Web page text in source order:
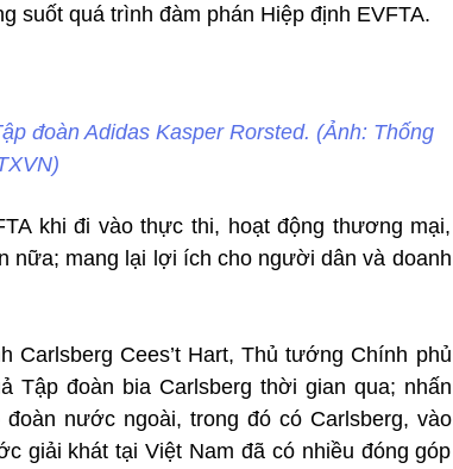
suốt quá trình đàm phán Hiệp định EVFTA.
đoàn Adidas Kasper Rorsted. (Ảnh: Thống
khi đi vào thực thi, hoạt động thương mại,
nữa; mang lại lợi ích cho người dân và doanh
Carlsberg Cees’t Hart, Thủ tướng Chính phủ
Tập đoàn bia Carlsberg thời gian qua; nhấn
nước ngoài, trong đó có Carlsberg, vào
giải khát tại Việt Nam đã có nhiều đóng góp